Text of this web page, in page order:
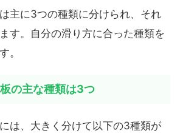
主に3つの種類に分けられ、それ
す。自分の滑り方に合った種類を
。
の主な種類は3つ
は、大きく分けて以下の3種類が